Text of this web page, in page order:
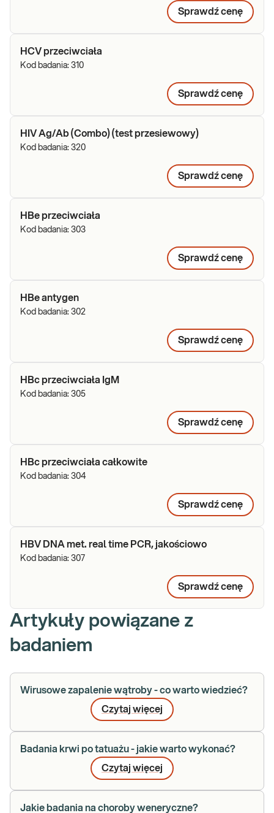
Sprawdź cenę
HCV przeciwciała
Kod badania: 310
Sprawdź cenę
HIV Ag/Ab (Combo) (test przesiewowy)
Kod badania: 320
Sprawdź cenę
HBe przeciwciała
Kod badania: 303
Sprawdź cenę
HBe antygen
Kod badania: 302
Sprawdź cenę
HBc przeciwciała IgM
Kod badania: 305
Sprawdź cenę
HBc przeciwciała całkowite
Kod badania: 304
Sprawdź cenę
HBV DNA met. real time PCR, jakościowo
Kod badania: 307
Sprawdź cenę
Artykuły powiązane z
badaniem
Wirusowe zapalenie wątroby - co warto wiedzieć?
Czytaj więcej
Badania krwi po tatuażu - jakie warto wykonać?
Czytaj więcej
Jakie badania na choroby weneryczne?